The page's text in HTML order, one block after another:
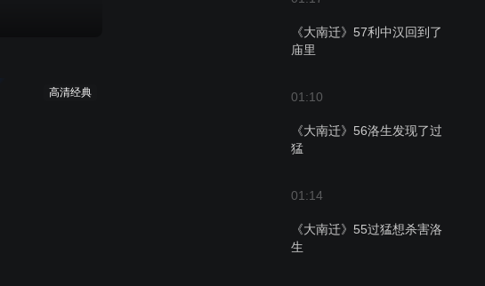
《大南迁》57利中汉回到了
庙里
01:10
《大南迁》56洛生发现了过
猛
01:14
《大南迁》55过猛想杀害洛
生
高清经典